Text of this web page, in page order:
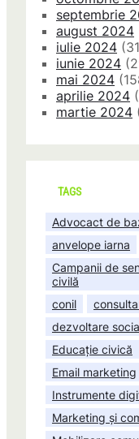
septembrie
august 2024
iulie 2024
iunie 2024
mai 2024
aprilie 2024
martie 2024
TAGS
Advocact de
anvelope iarna
Campanii de
civilă
conil
dezvoltare
Educație civică
Email marketing
Instrumente
Marketing și